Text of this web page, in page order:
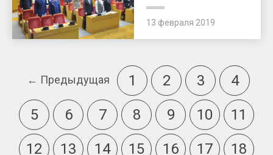
13 февраля 2019
← Предыдущая 1 2 3
4
5
6 7 8 9 10
11
12
13 14 15 16 17
18